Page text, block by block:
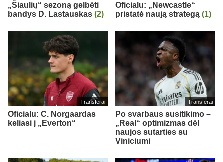
„Šiaulių“ sezoną gelbėti
bandys D. Lastauskas (2)
Oficialu: „Newcastle“
pristatė naują strategą (1)
Transferai
Oficialu: C. Norgaardas
keliasi į „Everton“
Transferai
Po svarbaus susitikimo –
„Real“ optimizmas dėl
naujos sutarties su
Viniciumi